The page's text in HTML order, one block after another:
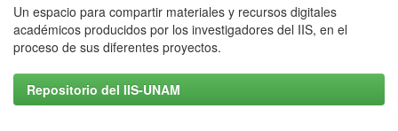
Un espacio para compartir materiales y recursos digitales
académicos producidos por los investigadores del IIS, en el
proceso de sus diferentes proyectos.
Repositorio del IIS-UNAM